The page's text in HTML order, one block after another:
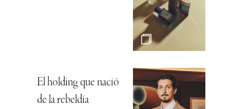
El holding que nació
de la rebeldía